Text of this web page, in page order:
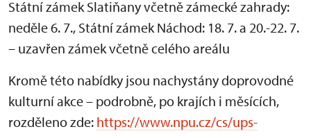
Státní zámek Slatiňany včetně zámecké zahrady:
neděle 6. 7., Státní zámek Náchod: 18. 7. a 20.-22. 7.
– uzavřen zámek včetně celého areálu
Kromě této nabídky jsou nachystány doprovodné
kulturní akce – podrobně, po krajích i měsících,
rozděleno zde: https://www.npu.cz/cs/ups-